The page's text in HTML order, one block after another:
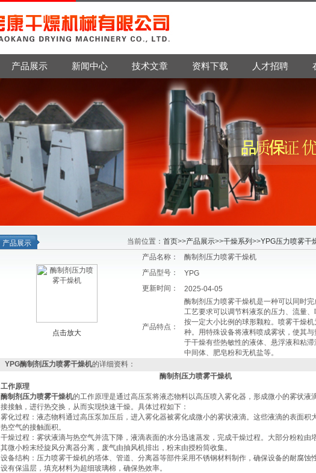
产品展示 新闻中心 技术文章 资料下载 人才招聘
产品展示 当前位置： 首页>>产品展示>>干燥系列 >>YPG压力喷雾干
点击放大
产品名称：
酶制剂压力喷雾干燥机
产品型号：
YPG
更新时间：
2025-04-05
产品特点：
酶制剂压力喷雾干燥机是一种可以同时
工艺要求可以调节料液泵的压力、流量
按一定大小比例的球形颗粒。喷雾干燥
种。用特殊设备将液料喷成雾状，使其
于干燥有些热敏性的液体、悬浮液和粘滞
中间体、肥皂粉和无机盐等。
YPG酶制剂压力喷雾干燥机的详细资料：
酶制剂压力喷雾干燥机
工作原理
酶制剂压力喷雾干燥机的工作原理‌是通过高压泵将液态物料以高压喷入雾化器，形成微小的雾状液
接接触，进行热交换，从而实现快速干燥。具体过程如下：
雾化过程‌：液态物料通过高压泵加压后，进入雾化器被雾化成微小的雾状液滴。这些液滴的表面积
热空气的接触面积‌。
干燥过程‌：雾状液滴与热空气并流下降，液滴表面的水分迅速蒸发，完成干燥过程。大部分粉粒由
其微小粉末经旋风分离器分离，废气由抽风机排出，粉末由授粉筒收集‌。
设备结构‌：压力喷雾干燥机的塔体、管道、分离器等部件采用不锈钢材料制作，确保设备的耐腐蚀
设有保温层，填充材料为超细玻璃棉，确保热效率‌。